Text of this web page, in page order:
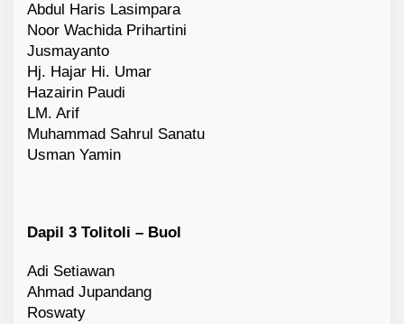
Abdul Haris Lasimpara
Noor Wachida Prihartini
Jusmayanto
Hj. Hajar Hi. Umar
Hazairin Paudi
LM. Arif
Muhammad Sahrul Sanatu
Usman Yamin
Dapil 3 Tolitoli – Buol
Adi Setiawan
Ahmad Jupandang
Roswaty